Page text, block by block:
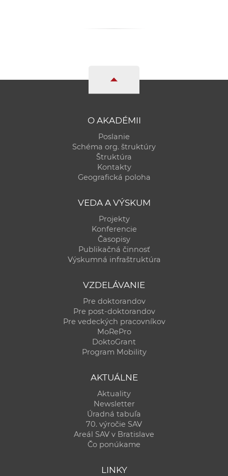
O AKADÉMII
Poslanie
Schéma org. štruktúry
Štruktúra
Kontakty
Geografická poloha
VEDA A VÝSKUM
Projekty
Konferencie
Časopisy
Publikačná činnosť
Výskumná infraštruktúra
VZDELÁVANIE
Pre doktorandov
Pre post-doktorandov
Pre vedeckých pracovníkov
MoRePro
DoktoGrant
Program Mobility
AKTUÁLNE
Aktuality
Newsletter
Úradná tabuľa
70. výročie SAV
Areál SAV v Bratislave
Čo ponúkame
LINKY